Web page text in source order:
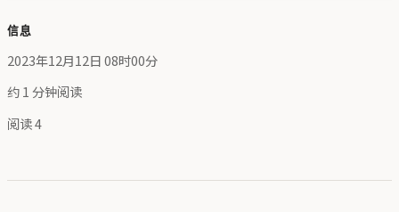
信息
2023年12月12日 08时00分
约 1 分钟阅读
阅读4